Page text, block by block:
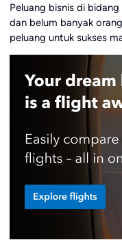
Peluang bisnis di
dan belum banyak
peluang untuk sukses